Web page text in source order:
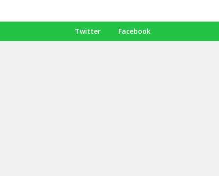
Twitter Facebook